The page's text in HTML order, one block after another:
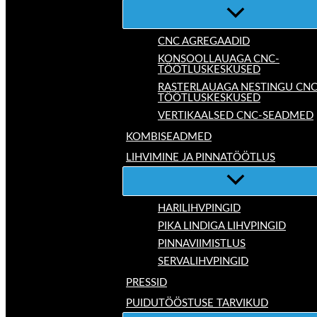
CNC AGREGAADID
KONSOOLLAUAGA CNC-
TÖÖTLUSKESKUSED
RASTERLAUAGA NESTINGU
TÖÖTLUSKESKUSED
VERTIKAALSED CNC-SEADMED
KOMBISEADMED
LIHVIMINE JA PINNATÖÖTLUS
HARILIHVPINGID
PIKA LINDIGA LIHVPINGID
PINNAVIIMISTLUS
SERVALIHVPINGID
PRESSID
PUIDUTÖÖSTUSE TARVIKUD